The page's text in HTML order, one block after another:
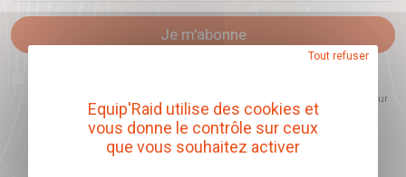
Je m'abonne
proposés. Ce choix est modifiable à tout moment et reste sans incidence sur
mon inscription.Equip'Raid utilise des cookies et
vous donne le contrôle sur ceux
que vous souhaitez activer
Tout refuser